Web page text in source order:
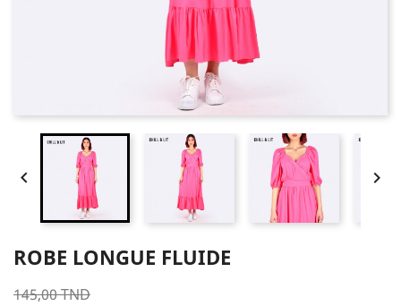
 
ROBE LONGUE FLUIDE
145,00 TND